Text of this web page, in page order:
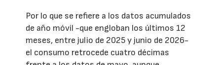
Por lo que se refiere a los datos acumulados
de año móvil -que engloban los últimos 12
meses, entre julio de 2025 y junio de 2026-
el consumo retrocede cuatro décimas